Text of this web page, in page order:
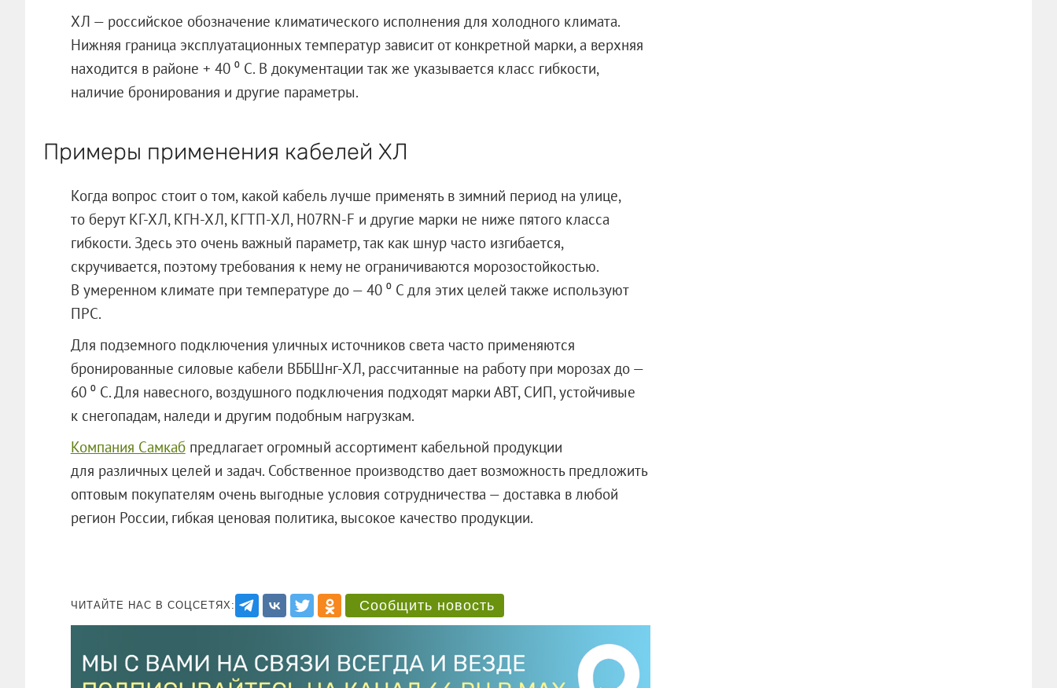
ХЛ — российское обозначение климатического исполнения для холодного климата.
Нижняя граница эксплуатационных температур зависит от конкретной марки, а верхняя
находится в районе + 40 ⁰ C. В документации так же указывается класс гибкости,
наличие бронирования и другие параметры.
Примеры применения кабелей ХЛ
Когда вопрос стоит о том, какой кабель лучше применять в зимний период на улице,
то берут КГ-ХЛ, КГН-ХЛ, КГТП-ХЛ, H07RN-F и другие марки не ниже пятого класса
гибкости. Здесь это очень важный параметр, так как шнур часто изгибается,
скручивается, поэтому требования к нему не ограничиваются морозостойкостью.
В умеренном климате при температуре до — 40 ⁰ С для этих целей также используют
ПРС.
Для подземного подключения уличных источников света часто применяются
бронированные силовые кабели ВББШнг-ХЛ, рассчитанные на работу при морозах до —
60 ⁰ С. Для навесного, воздушного подключения подходят марки АВТ, СИП, устойчивые
к снегопадам, наледи и другим подобным нагрузкам.
Компания Самкабпредлагает огромный ассортимент кабельной продукции
для различных целей и задач. Собственное производство дает возможность предложить
оптовым покупателям очень выгодные условия сотрудничества — доставка в любой
регион России, гибкая ценовая политика, высокое качество продукции.
ЧИТАЙТЕ НАС В СОЦСЕТЯХ: Сообщить новость